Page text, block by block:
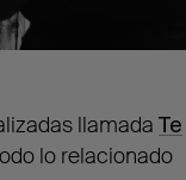
llamada Te
lo relacionado